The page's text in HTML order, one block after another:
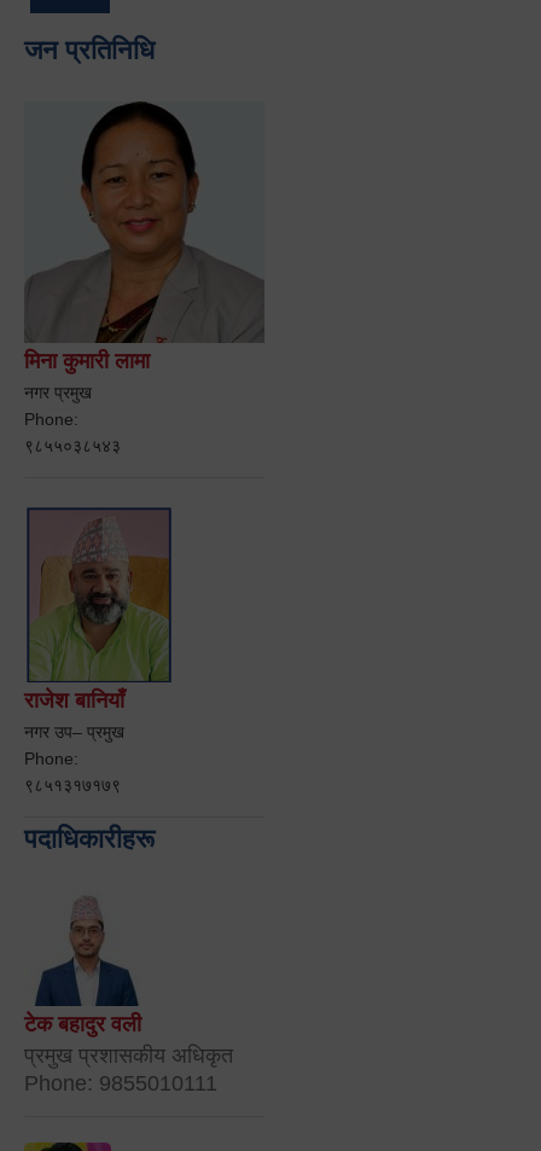
जन प्रतिनिधि
मिना कुमारी लामा
नगर प्रमुख
Phone:
९८५५०३८५४३
राजेश बानियाँ
नगर उप– प्रमुख
Phone:
९८५१३१७१७९
पदाधिकारीहरू
टेक बहादुर वली
प्रमुख प्रशासकीय अधिकृत
Phone: 9855010111